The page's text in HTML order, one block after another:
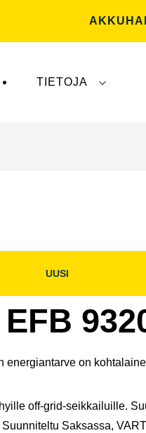
TIETOJA
UUSI
energiantarve on
off-grid-seikkailuille.
Saksassa,